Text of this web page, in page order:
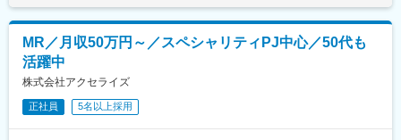
MR／月収50万円～／スペシャリティPJ中心／50代も
活躍中
株式会社アクセライズ
正社員 5名以上採用